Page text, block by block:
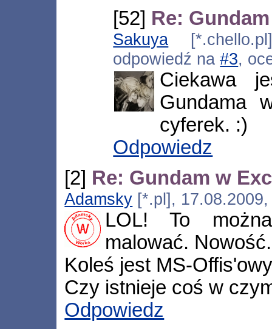
[52] Re:
Sakuya
odpowiedź na#3,
Ciekawa
Gundama
cyferek. :)
Odpowiedz
[2] Re: Gundam w
Adamsky [*.pl],
LOL! To
malować. Nowość.
Koleś jest MS-
Czy istnieje coś w
Odpowiedz